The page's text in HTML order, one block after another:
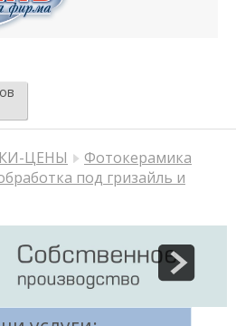
ЦЕНЫ
Фотокерамика
под гризайль и